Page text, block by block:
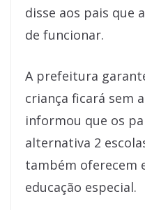
disse aos pais que
de funcionar.
A prefeitura
criança ficará sem
informou que os
alternativa 2
também oferecem
educação especial.